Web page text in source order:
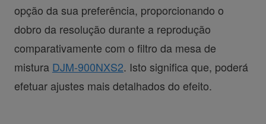
opção da sua preferência, proporcionando o
dobro da resolução durante a reprodução
comparativamente com o filtro da mesa de
mistura DJM-900NXS2. Isto significa que, poderá
efetuar ajustes mais detalhados do efeito.